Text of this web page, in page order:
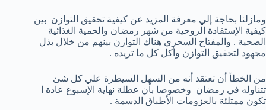
ومازلنا بحاجة إلي معرفة المزيد عن كيفية تحقيق التوازن بين
كيفية الإستفادة الروحية من شهر رمضان والحمية الغذائية
الصحية . والمفتاح السحري هناك التوازن بينهم من خلال بذل
مجهود لتحقيق التوازن وأكل كل ما تريده .
من الخطأ أن تعتقد أنه من السهل السيطرة علي كل شئ
تتناوله في رمضان وخصوصا بأن عطلة نهاية الإسبوع عادة ا
تكون ممتلئة بالعزومات الأطباق الدسمة .